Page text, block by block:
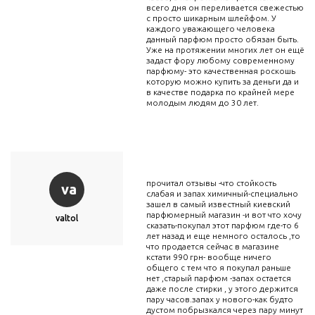
всего дня он переливается свежестью
с просто шикарным шлейфом. У
каждого уважающего человека
данный парфюм просто обязан быть.
Уже на протяжении многих лет он ещё
задаст фору любому современному
парфюму- это качественная роскошь
которую можно купить за деньги да и
в качестве подарка по крайней мере
молодым людям до 30 лет.
va
valtol
прочитал отзывы -что стойкость
слабая и запах химичный-специально
зашел в самый известный киевский
парфюмерный магазин -и вот что хочу
сказать-покупал этот парфюм где-то 6
лет назад и еще немного осталось ,то
что продается сейчас в магазине
кстати 990 грн- вообще ничего
общего с тем что я покупал раньше
нет ,старый парфюм -запах остается
даже после стирки , у этого держится
пару часов.запах у нового-как будто
дустом побрызкался через пару минут